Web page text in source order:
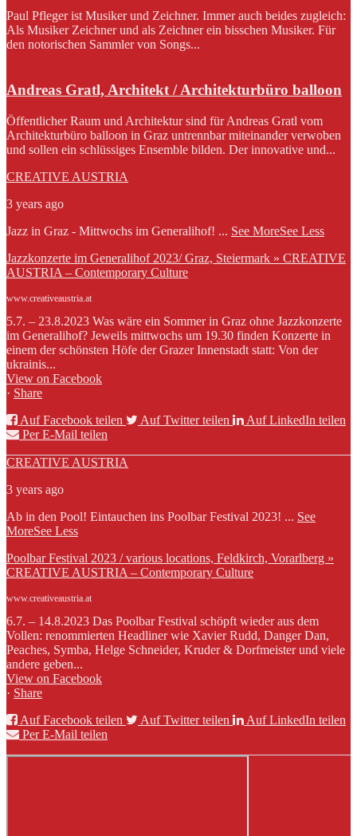
Paul Pfleger ist Musiker und Zeichner. Immer auch beides zugleich:
Als Musiker Zeichner und als Zeichner ein bisschen Musiker. Für
den notorischen Sammler von Songs...
Andreas Gratl, Architekt / Architekturbüro balloon
Öffentlicher Raum und Architektur sind für Andreas Gratl vom
Architekturbüro balloon in Graz untrennbar miteinander verwoben
und sollen ein schlüssiges Ensemble bilden. Der innovative und...
CREATIVE AUSTRIA
3 years ago
Jazz in Graz - Mittwochs im Generalihof! ... See MoreSee Less
Jazzkonzerte im Generalihof 2023/ Graz, Steiermark » CREATIVE
AUSTRIA – Contemporary Culture
www.creativeaustria.at
5.7. – 23.8.2023 Was wäre ein Sommer in Graz ohne Jazzkonzerte
im Generalihof? Jeweils mittwochs um 19.30 finden Konzerte in
einem der schönsten Höfe der Grazer Innenstadt statt: Von der
ukrainis...
View on Facebook
· Share
Auf Facebook teilen
Auf Twitter teilen
Auf LinkedIn teilen
Per E-Mail teilen
CREATIVE AUSTRIA
3 years ago
Ab in den Pool! Eintauchen ins Poolbar Festival 2023! ... See
MoreSee Less
Poolbar Festival 2023 / various locations, Feldkirch, Vorarlberg »
CREATIVE AUSTRIA – Contemporary Culture
www.creativeaustria.at
6.7. – 14.8.2023 Das Poolbar Festival schöpft wieder aus dem
Vollen: renommierten Headliner wie Xavier Rudd, Danger Dan,
Peaches, Symba, Helge Schneider, Kruder & Dorfmeister und viele
andere geben...
View on Facebook
· Share
Auf Facebook teilen
Auf Twitter teilen
Auf LinkedIn teilen
Per E-Mail teilen